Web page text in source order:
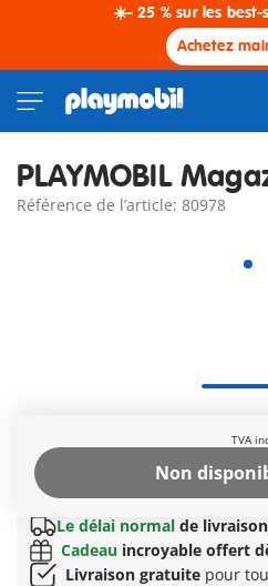
☀️- 25 % sur les
Achetez
PLAYMOBIL
Référence de l’article: 80978
Gewinnspiel, zwei Postermotive
Extra: Feuerwehr-Taucher
Autres informations
Le délai normal de
Cadeau incroyable offert
Livraison gratuite pour
TVA
Non